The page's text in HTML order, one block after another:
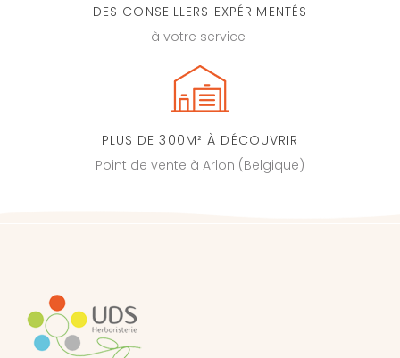
DES CONSEILLERS EXPÉRIMENTÉS
à votre service
PLUS DE 300M² À DÉCOUVRIR
Point de vente à Arlon (Belgique)